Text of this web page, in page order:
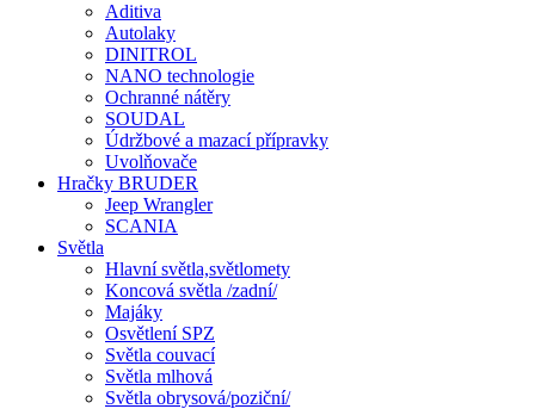
Aditiva
Autolaky
DINITROL
NANO technologie
Ochranné nátěry
SOUDAL
Údržbové a mazací přípravky
Uvolňovače
Hračky BRUDER
Jeep Wrangler
SCANIA
Světla
Hlavní světla,světlomety
Koncová světla /zadní/
Majáky
Osvětlení SPZ
Světla couvací
Světla mlhová
Světla obrysová/poziční/